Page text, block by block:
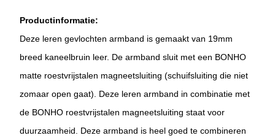
Productinformatie:
Deze leren gevlochten armband is gemaakt van 19mm
breed kaneelbruin leer. De armband sluit met een BONHO
matte roestvrijstalen magneetsluiting (schuifsluiting die niet
zomaar open gaat). Deze leren armband in combinatie met
de BONHO roestvrijstalen magneetsluiting staat voor
duurzaamheid. Deze armband is heel goed te combineren